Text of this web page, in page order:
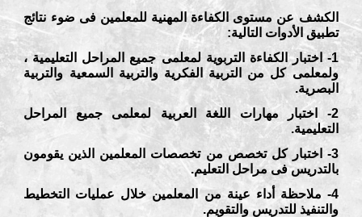
الكشف عن مستوى الكفاءة المهنية للمعلمين فى ضوء نتائج
تطبيق الأدوات التالية:
1- اختبار الكفاءة التربوية لمعلمى جميع المراحل التعليمية ،
ولمعلمى كل من التربية الفكرية والتربية السمعية والتربية
البصرية.
2- اختبار مهارات اللغة العربية لمعلمى جميع المراحل
التعليمية.
3- اختبار كل تخصص من تخصصات المعلمين الذين يقومون
بالتدريس فى مراحل التعليم.
4- ملاحظة أداء عينة من المعلمين خلال عمليات التخطيط
والتنفيذ للتدريس والتقويم.